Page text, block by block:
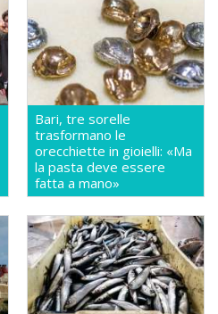
Bari, tre sorelle
trasformano le
orecchiette in gioielli: «Ma
la pasta deve essere
fatta a mano»